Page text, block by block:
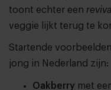
toont echter een
veggie lijkt terug te
Startende
jong in Nederland zijn:
Oakberry met